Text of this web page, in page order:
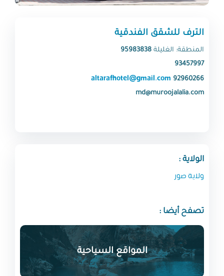
الترف للشقق الفندقية
المنطقة: الغليلة 95983838
93457997
92960266
altarafhotel@gmail.com
md@muroojalalia.com
الولاية :
ولاية صور
تصفح أيضا :
المواقع السياحية